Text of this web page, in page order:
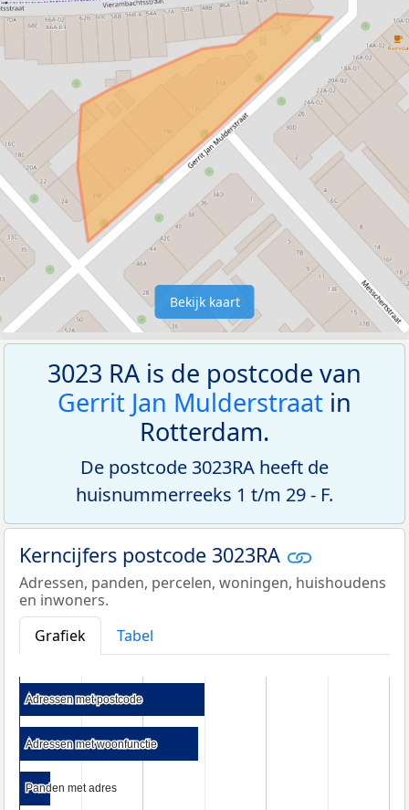
Bekijk kaart
3023 RA is de postcode van
Gerrit Jan Mulderstraat in
Rotterdam.
De postcode 3023RA heeft de
huisnummerreeks 1 t/m 29 - F.
Kerncijfers postcode 3023RA
Adressen, panden, percelen, woningen, huishoudens
en inwoners.
Grafiek
Tabel
Adressen met postcode
Adressen met postcode
Adressen met woonfunctie
Adressen met woonfunctie
Panden met adres
Panden met adres